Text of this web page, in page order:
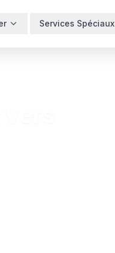
Services Spéciaux